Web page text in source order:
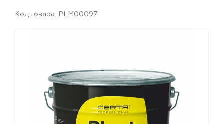
Код товара: PLM00097